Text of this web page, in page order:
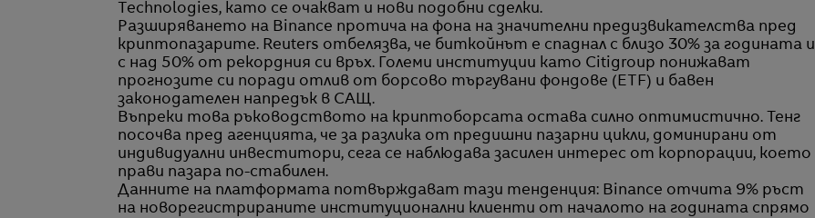
Technologies, като се очакват и нови подобни сделки.
Разширяването на Binance протича на фона на значителни предизвикателства пред
криптопазарите. Reuters отбелязва, че биткойнът е спаднал с близо 30% за годината и
с над 50% от рекордния си връх. Големи институции като Citigroup понижават
прогнозите си поради отлив от борсово търгувани фондове (ETF) и бавен
законодателен напредък в САЩ.
Въпреки това ръководството на криптоборсата остава силно оптимистично. Тенг
посочва пред агенцията, че за разлика от предишни пазарни цикли, доминирани от
индивидуални инвеститори, сега се наблюдава засилен интерес от корпорации, което
прави пазара по-стабилен.
Данните на платформата потвърждават тази тенденция: Binance отчита 9% ръст
на новорегистрираните институционални клиенти от началото на годината спрямо